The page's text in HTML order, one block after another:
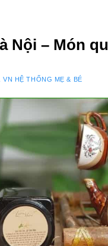
Nội – Món
VN HỆ THỐNG MẸ & BÉ